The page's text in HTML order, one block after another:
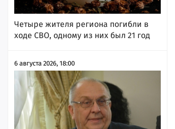
Четыре жителя региона погибли в
ходе СВО, одному из них был 21 год
6 августа 2026, 18:00